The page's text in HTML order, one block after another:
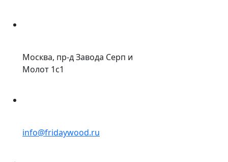
Москва, пр-д Завода Серп и
Молот 1с1
info@fridaywood.ru